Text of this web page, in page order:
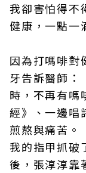
我卻害怕得不
健康，一點一
因為打嗎啡對
牙告訴醫師：
時，不再有嗎
經》、一邊唱
煎熬與痛苦。
我的指甲抓破
後，張淳淳靠